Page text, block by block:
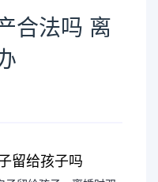
合法吗 离
留给孩子吗